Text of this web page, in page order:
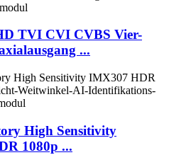
TVI CVI CVBS Vier-
...
High Sensitivity
1080p ...